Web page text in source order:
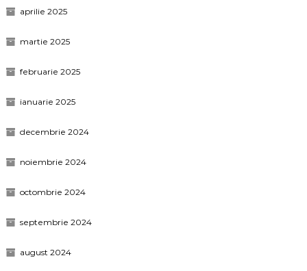
aprilie 2025
martie 2025
februarie 2025
ianuarie 2025
decembrie 2024
noiembrie 2024
octombrie 2024
septembrie 2024
august 2024